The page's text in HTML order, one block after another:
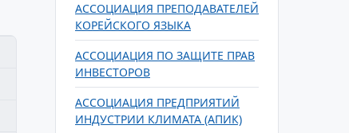
АССОЦИАЦИЯ ПРЕПОДАВАТЕЛЕЙ
КОРЕЙСКОГО ЯЗЫКА
АССОЦИАЦИЯ ПО ЗАЩИТЕ ПРАВ
ИНВЕСТОРОВ
АССОЦИАЦИЯ ПРЕДПРИЯТИЙ
ИНДУСТРИИ КЛИМАТА (АПИК)